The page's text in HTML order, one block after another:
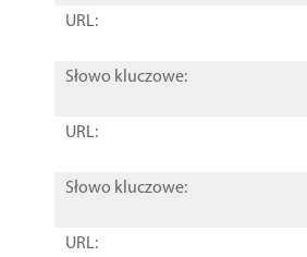
URL:
Słowo kluczowe:
URL:
Słowo kluczowe:
URL: